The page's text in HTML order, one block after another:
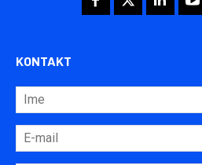
KONTAKT